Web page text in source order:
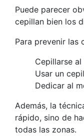
Puede parecer
cepillan bien los
Para prevenir las
Cepillarse
Usar un
Dedicar al
Además, la
rápido, sino de
todas las zonas.